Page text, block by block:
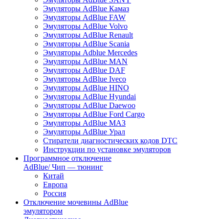
Эмуляторы AdBlue Камаз
Эмуляторы AdBlue FAW
Эмуляторы AdBlue Volvo
Эмуляторы AdBlue Renault
Эмуляторы AdBlue Scania
Эмуляторы Adblue Mercedes
Эмуляторы AdBlue MAN
Эмуляторы AdBlue DAF
Эмуляторы AdBlue Iveco
Эмуляторы AdBlue HINO
Эмуляторы AdBlue Hyundai
Эмуляторы AdBlue Daewoo
Эмуляторы AdBlue Ford Cargo
Эмуляторы AdBlue МАЗ
Эмуляторы AdBlue Урал
Стиратели диагностических кодов DTC
Инструкции по установке эмуляторов
Программное отключение
AdBlue/ Чип — тюнинг
Китай
Европа
Россия
Отключение мочевины AdBlue
эмулятором